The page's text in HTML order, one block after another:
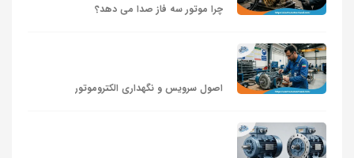
چرا موتور سه فاز صدا می‌ دهد؟
اصول سرویس و نگهداری الکتروموتور